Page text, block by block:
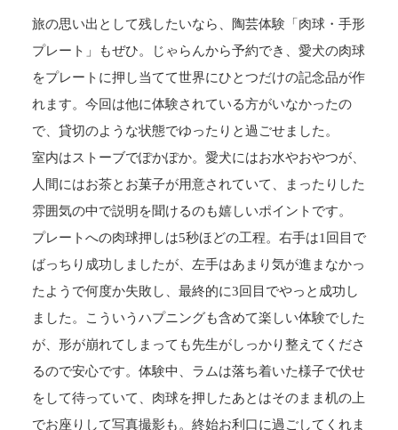
旅の思い出として残したいなら、陶芸体験「肉球・手形
プレート」もぜひ。じゃらんから予約でき、愛犬の肉球
をプレートに押し当てて世界にひとつだけの記念品が作
れます。今回は他に体験されている方がいなかったの
で、貸切のような状態でゆったりと過ごせました。
室内はストーブでぽかぽか。愛犬にはお水やおやつが、
人間にはお茶とお菓子が用意されていて、まったりした
雰囲気の中で説明を聞けるのも嬉しいポイントです。
プレートへの肉球押しは5秒ほどの工程。右手は1回目で
ばっちり成功しましたが、左手はあまり気が進まなかっ
たようで何度か失敗し、最終的に3回目でやっと成功し
ました。こういうハプニングも含めて楽しい体験でした
が、形が崩れてしまっても先生がしっかり整えてくださ
るので安心です。体験中、ラムは落ち着いた様子で伏せ
をして待っていて、肉球を押したあとはそのまま机の上
でお座りして写真撮影も。終始お利口に過ごしてくれま